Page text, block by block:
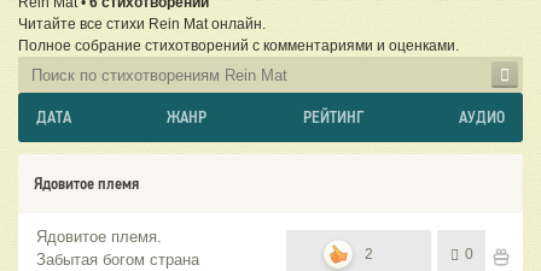
Читайте все стихи Rein Mat онлайн.
Полное собрание стихотворений с комментариями и оценками.
ДАТА ЖАНР РЕЙТИНГ АУДИО
Ядовитое племя
Ядовитое племя.
Забытая богом страна
2 0